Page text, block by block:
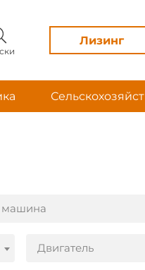
Лизинг
машина
Двигатель